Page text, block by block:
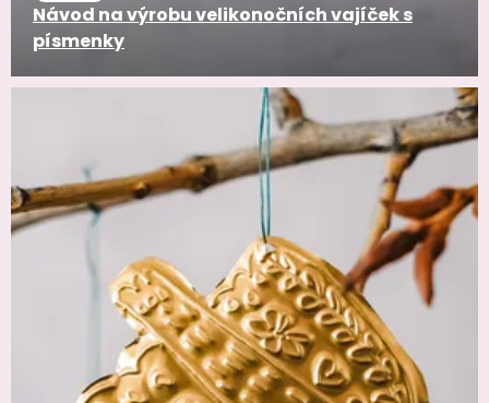
Návod na výrobu velikonočních vajíček s
písmenky